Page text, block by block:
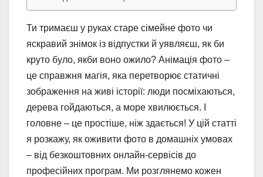
Ти тримаєш у руках старе сімейне фото чи
яскравий знімок із відпустки й уявляєш, як би
круто було, якби воно ожило? Анімація фото –
це справжня магія, яка перетворює статичні
зображення на живі історії: люди посміхаються,
дерева гойдаються, а море хвилюється. І
головне – це простіше, ніж здається! У цій статті
я розкажу, як оживити фото в домашніх умовах
– від безкоштовних онлайн-сервісів до
професійних програм. Ми розглянемо кожен